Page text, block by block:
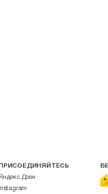
ПРИСОЕДИНЯЙТЕСЬ
Instagram